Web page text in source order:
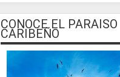
CONOCE EL PARAISO
CARIBEÑO